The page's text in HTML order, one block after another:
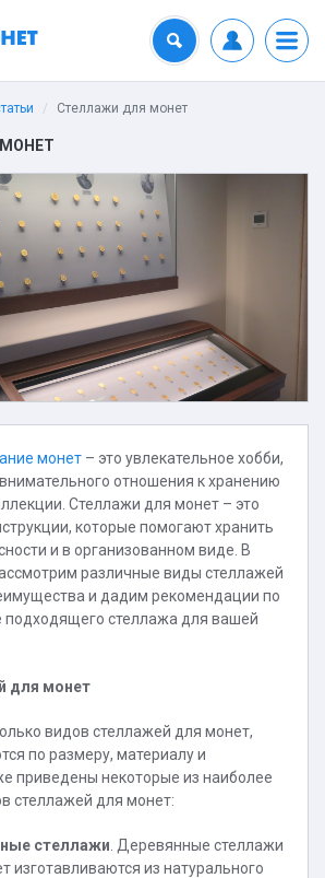
Стеллажи для монет
монет – это увлекательное хобби,
отношения к хранению
Стеллажи для монет – это
которые помогают хранить
и в организованном виде. В
различные виды стеллажей
и дадим рекомендации по
подходящего стеллажа для вашей
для монет
видов стеллажей для монет,
по размеру, материалу и
приведены некоторые из наиболее
стеллажей для монет:
стеллажи . Деревянные стеллажи
изготавливаются из натурального